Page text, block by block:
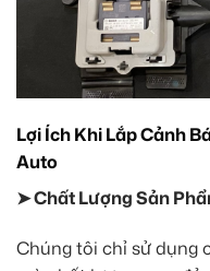
Lợi Ích Khi Lắp Cảnh
Auto
➤ Chất Lượng Sản
Chúng tôi chỉ sử dụng